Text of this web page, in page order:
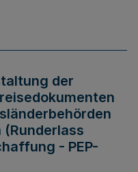
der
- PEP-